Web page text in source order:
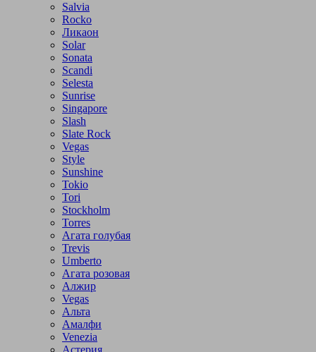
Salvia
Rocko
Ликаон
Solar
Sonata
Scandi
Selesta
Sunrise
Singapore
Slash
Slate Rock
Vegas
Style
Sunshine
Tokio
Tori
Stockholm
Torres
Агата голубая
Trevis
Umberto
Агата розовая
Алжир
Vegas
Альта
Амалфи
Venezia
Астерия